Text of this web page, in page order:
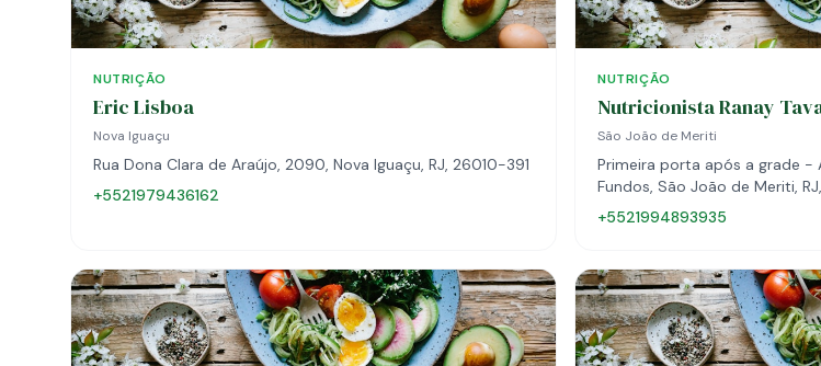
NUTRIÇÃO
Eric Lisboa
Nova Iguaçu
Rua Dona Clara de Araújo, 2090, Nova Iguaçu, RJ, 26010-391
+5521979436162
NUTRIÇÃO
Nutricionista Ranay
São João de Meriti
Primeira porta após a grade -
Fundos, São João de Meriti,
+5521994893935